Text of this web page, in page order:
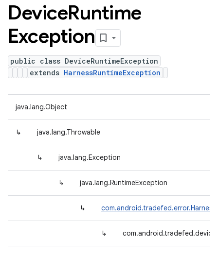
DeviceRuntime
Exception
public class DeviceRuntimeException
extends HarnessRuntimeException
java.lang.Object
↳ java.lang.Throwable
↳ java.lang.Exception
↳ java.lang.RuntimeException
↳
↳